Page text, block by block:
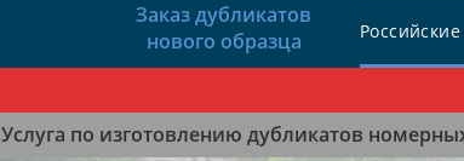
Заказ дубликатов
нового образца
Услуга по изготовлению дубликатов